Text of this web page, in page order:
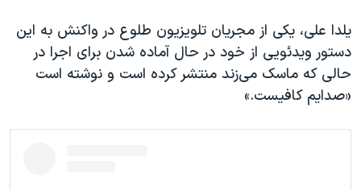
یلدا علی، یکی از مجریان تلویزیون طلوع در واکنش به این
دستور ویدئویی از خود در حال آماده شدن برای اجرا در
حالی که ماسک می‌زند منتشر کرده است و نوشته است
«صدایم کافیست.»